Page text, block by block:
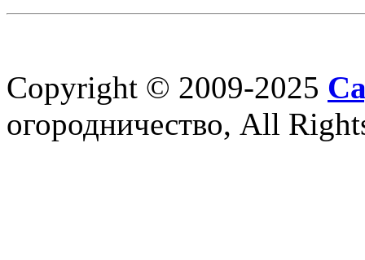
Copyright © 2009-2025
огородничество, All